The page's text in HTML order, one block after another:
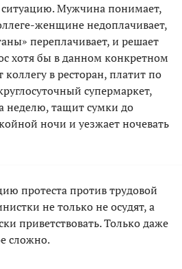
Мужчина понимает,
женщине недоплачивает,
переплачивает, и решает
хотя бы в данном конкретном
в ресторан, платит по
супермаркет,
неделю, тащит сумки до
ночи и уезжает ночевать
протеста против трудовой
не только не осудят, а
приветствовать. Только даже
сложно.